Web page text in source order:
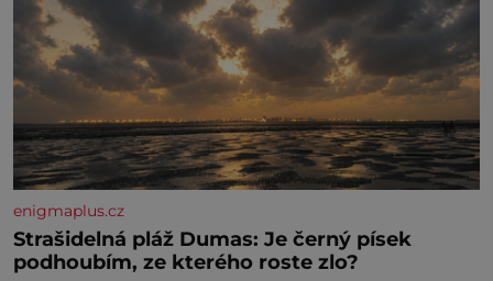
enigmaplus.cz
Strašidelná pláž Dumas: Je černý písek
podhoubím, ze kterého roste zlo?